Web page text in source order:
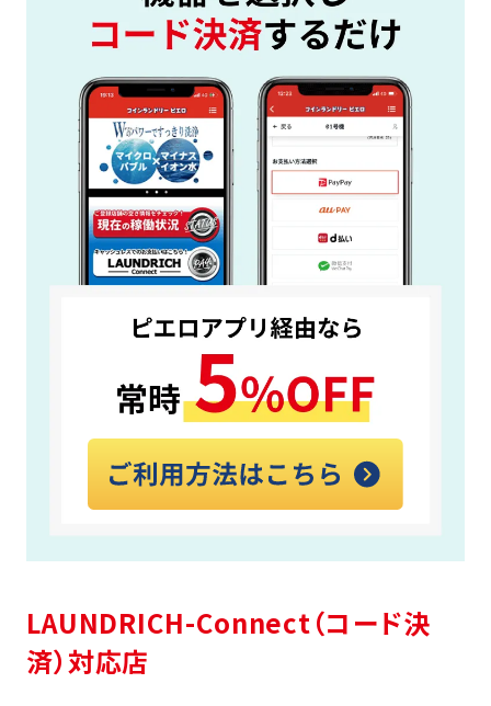
LAUNDRICH-Connect（コード決
済）対応店